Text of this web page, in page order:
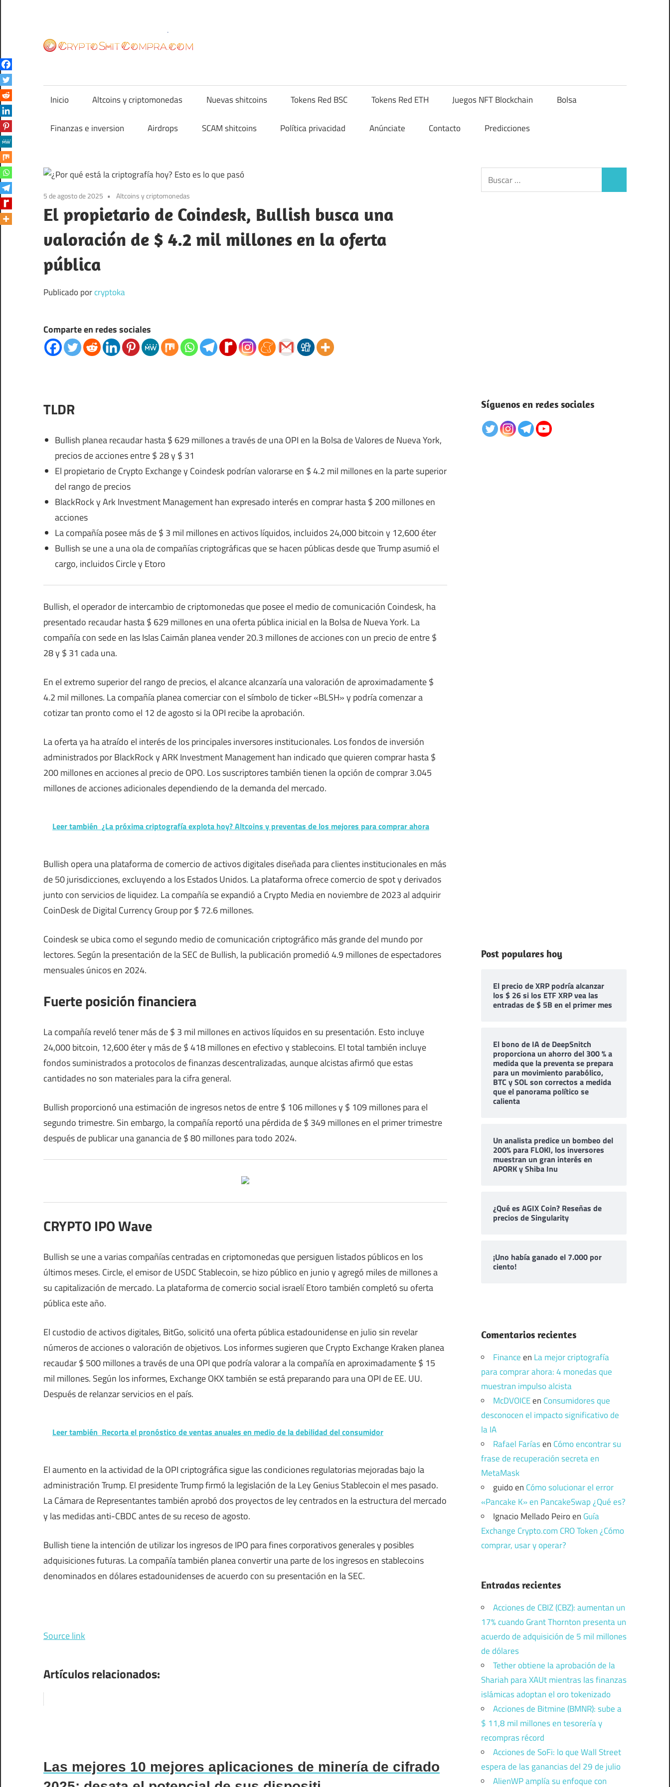
Inicio Altcoins y criptomonedas Nuevas shitcoins Tokens Red BSC Tokens Red ETH Juegos NFT Blockchain Bolsa
Finanzas e inversion Airdrops SCAM shitcoins Política privacidad Anúnciate Contacto Predicciones
5 de agosto de 2025 Altcoins y criptomonedas
El propietario de Coindesk, Bullish busca una
valoración de $ 4.2 mil millones en la oferta
pública
Publicado porcryptoka
Comparte en redes sociales
TLDR
Bullish planea recaudar hasta $ 629 millones a través de una OPI en la Bolsa de Valores de Nueva York,
precios de acciones entre $ 28 y $ 31
El propietario de Crypto Exchange y Coindesk podrían valorarse en $ 4.2 mil millones en la parte superior
del rango de precios
BlackRock y Ark Investment Management han expresado interés en comprar hasta $ 200 millones en
acciones
La compañía posee más de $ 3 mil millones en activos líquidos, incluidos 24,000 bitcoin y 12,600 éter
Bullish se une a una ola de compañías criptográficas que se hacen públicas desde que Trump asumió el
cargo, incluidos Circle y Etoro
Bullish, el operador de intercambio de criptomonedas que posee el medio de comunicación Coindesk, ha
presentado recaudar hasta $ 629 millones en una oferta pública inicial en la Bolsa de Nueva York. La
compañía con sede en las Islas Caimán planea vender 20.3 millones de acciones con un precio de entre $
28 y $ 31 cada una.
En el extremo superior del rango de precios, el alcance alcanzaría una valoración de aproximadamente $
4.2 mil millones. La compañía planea comerciar con el símbolo de ticker «BLSH» y podría comenzar a
cotizar tan pronto como el 12 de agosto si la OPI recibe la aprobación.
La oferta ya ha atraído el interés de los principales inversores institucionales. Los fondos de inversión
administrados por BlackRock y ARK Investment Management han indicado que quieren comprar hasta $
200 millones en acciones al precio de OPO. Los suscriptores también tienen la opción de comprar 3.045
millones de acciones adicionales dependiendo de la demanda del mercado.
Leer también ¿La próxima criptografía explota hoy? Altcoins y preventas de los mejores para comprar ahora
Bullish opera una plataforma de comercio de activos digitales diseñada para clientes institucionales en más
de 50 jurisdicciones, excluyendo a los Estados Unidos. La plataforma ofrece comercio de spot y derivados
junto con servicios de liquidez. La compañía se expandió a Crypto Media en noviembre de 2023 al adquirir
CoinDesk de Digital Currency Group por $ 72.6 millones.
Coindesk se ubica como el segundo medio de comunicación criptográfico más grande del mundo por
lectores. Según la presentación de la SEC de Bullish, la publicación promedió 4.9 millones de espectadores
mensuales únicos en 2024.
Fuerte posición financiera
La compañía reveló tener más de $ 3 mil millones en activos líquidos en su presentación. Esto incluye
24,000 bitcoin, 12,600 éter y más de $ 418 millones en efectivo y stablecoins. El total también incluye
fondos suministrados a protocolos de finanzas descentralizadas, aunque alcistas afirmó que estas
cantidades no son materiales para la cifra general.
Bullish proporcionó una estimación de ingresos netos de entre $ 106 millones y $ 109 millones para el
segundo trimestre. Sin embargo, la compañía reportó una pérdida de $ 349 millones en el primer trimestre
después de publicar una ganancia de $ 80 millones para todo 2024.
CRYPTO IPO Wave
Bullish se une a varias compañías centradas en criptomonedas que persiguen listados públicos en los
últimos meses. Circle, el emisor de USDC Stablecoin, se hizo público en junio y agregó miles de millones a
su capitalización de mercado. La plataforma de comercio social israelí Etoro también completó su oferta
pública este año.
El custodio de activos digitales, BitGo, solicitó una oferta pública estadounidense en julio sin revelar
números de acciones o valoración de objetivos. Los informes sugieren que Crypto Exchange Kraken planea
recaudar $ 500 millones a través de una OPI que podría valorar a la compañía en aproximadamente $ 15
mil millones. Según los informes, Exchange OKX también se está preparando para una OPI de EE. UU.
Después de relanzar servicios en el país.
Leer también Recorta el pronóstico de ventas anuales en medio de la debilidad del consumidor
El aumento en la actividad de la OPI criptográfica sigue las condiciones regulatorias mejoradas bajo la
administración Trump. El presidente Trump firmó la legislación de la Ley Genius Stablecoin el mes pasado.
La Cámara de Representantes también aprobó dos proyectos de ley centrados en la estructura del mercado
y las medidas anti-CBDC antes de su receso de agosto.
Bullish tiene la intención de utilizar los ingresos de IPO para fines corporativos generales y posibles
adquisiciones futuras. La compañía también planea convertir una parte de los ingresos en stablecoins
denominados en dólares estadounidenses de acuerdo con su presentación en la SEC.
Source link
Artículos relacionados:
Las mejores 10 mejores aplicaciones de minería de cifrado
Buscar:
Síguenos en redes sociales
Post populares hoy
El precio de XRP podría alcanzar
los $ 26 si los ETF XRP vea las
entradas de $ 5B en el primer mes
El bono de IA de DeepSnitch
proporciona un ahorro del 300 % a
medida que la preventa se prepara
para un movimiento parabólico,
BTC y SOL son correctos a medida
que el panorama político se
calienta
Un analista predice un bombeo del
200% para FLOKI, los inversores
muestran un gran interés en
APORK y Shiba Inu
¿Qué es AGIX Coin? Reseñas de
precios de Singularity
¡Uno había ganado el 7.000 por
ciento!
Comentarios recientes
Financeen La mejor criptografía
para comprar ahora: 4 monedas que
muestran impulso alcista
McDVOICEen Consumidores que
desconocen el impacto significativo de
la IA
Rafael Faríasen Cómo encontrar su
frase de recuperación secreta en
MetaMask
guidoen Cómo solucionar el error
«Pancake K» en PancakeSwap ¿Qué es?
Ignacio Mellado Peiroen Guía
Exchange Crypto.com CRO Token ¿Cómo
comprar, usar y operar?
Entradas recientes
Acciones de CBIZ (CBZ): aumentan un
17% cuando Grant Thornton presenta un
acuerdo de adquisición de 5 mil millones
de dólares
Tether obtiene la aprobación de la
Shariah para XAUt mientras las finanzas
islámicas adoptan el oro tokenizado
Acciones de Bitmine (BMNR): sube a
$ 11,8 mil millones en tesorería y
recompras récord
Acciones de SoFi: lo que Wall Street
espera de las ganancias del 29 de julio
AlienWP amplía su enfoque con